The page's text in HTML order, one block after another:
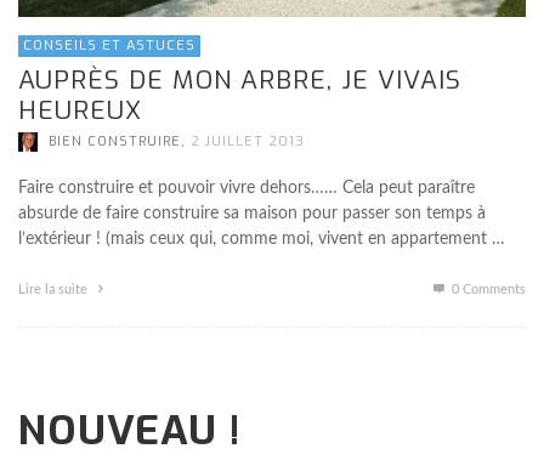
CONSEILS ET ASTUCES
AUPRÈS DE MON ARBRE, JE VIVAIS
HEUREUX
BIEN CONSTRUIRE , 2 JUILLET 2013
Faire construire et pouvoir vivre dehors…… Cela peut paraître
absurde de faire construire sa maison pour passer son temps à
l’extérieur ! (mais ceux qui, comme moi, vivent en appartement …
Lire la suite 0 Comments
NOUVEAU !